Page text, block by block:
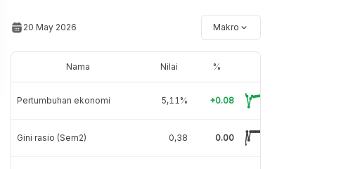
20 May 2026 Makro
Nama Nilai %
Pertumbuhan ekonomi 5,11% +0.08
Gini rasio (Sem2) 0,38 0.00